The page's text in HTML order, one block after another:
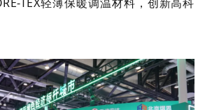
TEX轻薄保暖调温材料，创新高科